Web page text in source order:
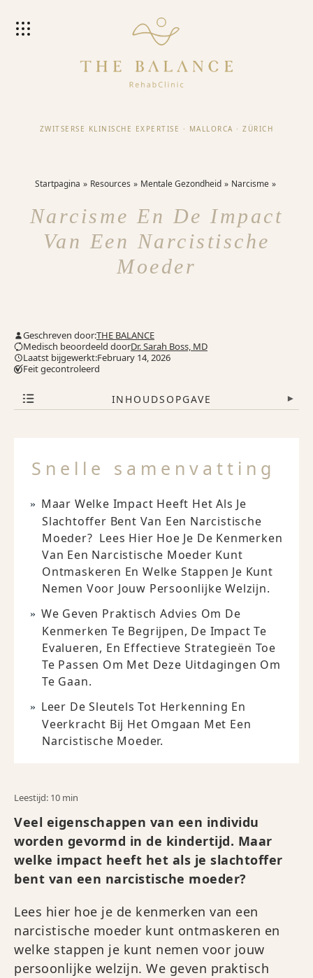
ZWITSERSE KLINISCHE EXPERTISE · MALLORCA · ZÜRICH
Startpagina Resources Mentale Gezondheid Narcisme
Narcisme En De Impact
Van Een Narcistische
Moeder
Geschreven door:THE BALANCE
Medisch beoordeeld doorDr. Sarah Boss, MD
Laatst bijgewerkt:February 14, 2026
Feit gecontroleerd
INHOUDSOPGAVE ▾
Snelle samenvatting
Maar Welke Impact Heeft Het Als Je
Slachtoffer Bent Van Een Narcistische
Moeder? Lees Hier Hoe Je De Kenmerken
Van Een Narcistische Moeder Kunt
Ontmaskeren En Welke Stappen Je Kunt
Nemen Voor Jouw Persoonlijke Welzijn.
We Geven Praktisch Advies Om De
Kenmerken Te Begrijpen, De Impact Te
Evalueren, En Effectieve Strategieën Toe
Te Passen Om Met Deze Uitdagingen Om
Te Gaan.
Leer De Sleutels Tot Herkenning En
Veerkracht Bij Het Omgaan Met Een
Narcistische Moeder.
Leestijd: 10 min
Veel eigenschappen van een individu
worden gevormd in de kindertijd. Maar
welke impact heeft het als je slachtoffer
bent van een narcistische moeder?
Lees hier hoe je de kenmerken van een
narcistische moeder kunt ontmaskeren en
welke stappen je kunt nemen voor jouw
persoonlijke welzijn. We geven praktisch